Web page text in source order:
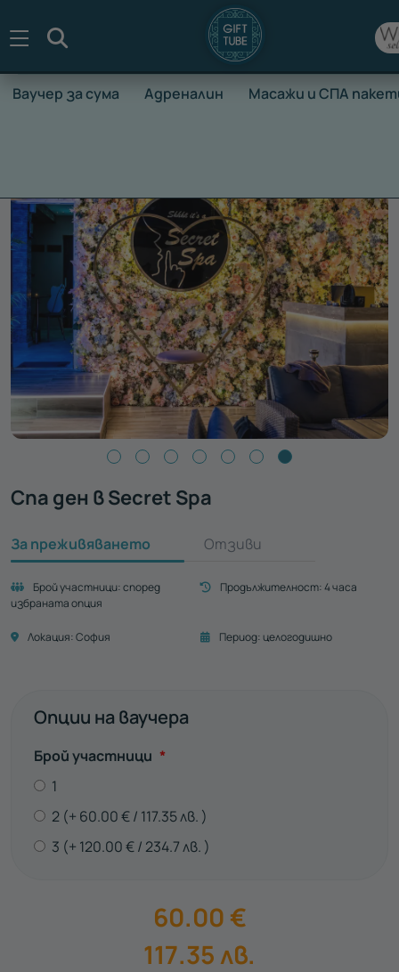
Ваучер за сума Адреналин Масажи и СПА
Спа ден в Secret Spa
За преживяването Отзиви
Брой участници:според
избраната опция
Продължителност:4 часа
Локация:София Период:целогодишно
Опции на ваучера
Брой участници Задължително
*
1
2
60.00€ 117.35лв.
3
120.00€ 234.7лв.
60.00 €
117.35лв.